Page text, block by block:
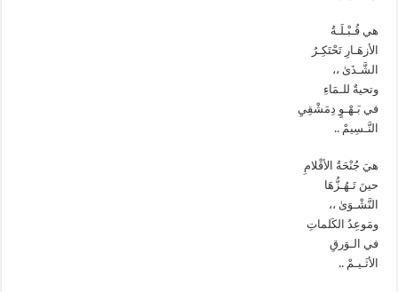
هي قُـبْـلَـةُ
الأزهَـارِ تَحْتَكِـرُ
الشَّـذَىٰ ،،
وتحيةٌ للـمَاءِ
في بَـهْـوٍ دِمَشْقِيِ
النَّـسِيمْ ..
هيَ جُنْحَةُ الأقْلامِ
حينَ تَـهُـزُّهَا
النَّشْـوَىٰ ،،
ومَوعِدُ الكَلماتِ
في الـوَرقِ
الأثَـيـمْ ..